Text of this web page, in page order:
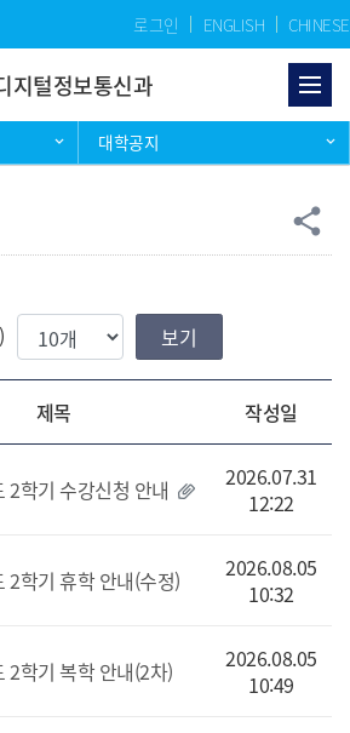
로그인 ENGLISH CHINESE
지털정보통신과
대학공지
공
share
한번에 보여질 게시물 갯수
제목 작성일
2학기 수강신청 안내
2026.07.31
12:22
2학기 휴학 안내(수정)
2026.08.05
10:32
2학기 복학 안내(2차)
2026.08.05
10:49